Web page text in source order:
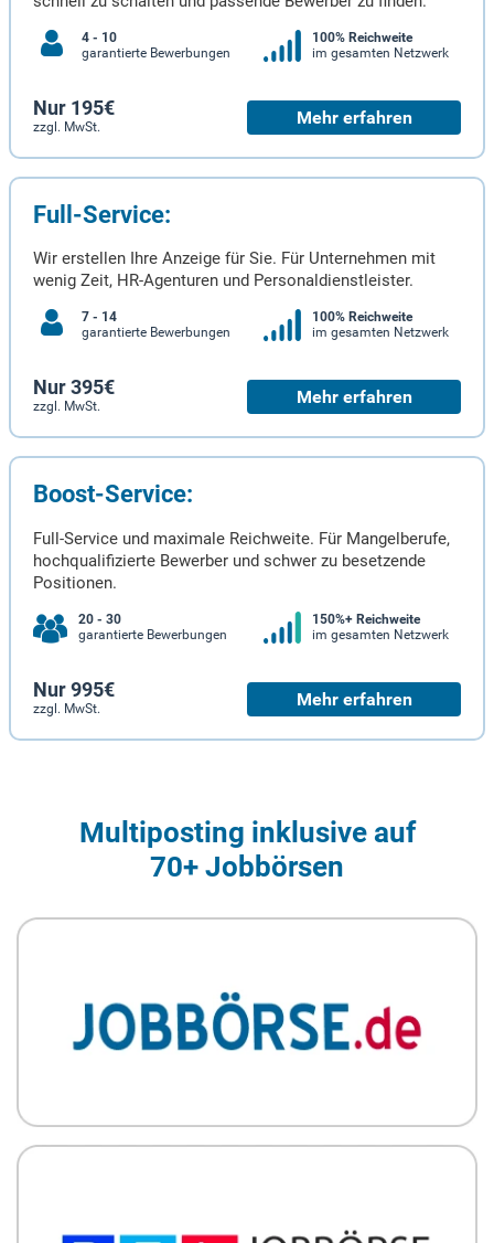
4 - 10
garantierte Bewerbungen
100% Reichweite
im gesamten Netzwerk
Nur 195€
zzgl. MwSt. Mehr erfahren
Full-Service:
Wir erstellen Ihre Anzeige für Sie. Für Unternehmen mit
wenig Zeit, HR-Agenturen und Personaldienstleister.
7 - 14
garantierte Bewerbungen
100% Reichweite
im gesamten Netzwerk
Nur 395€
zzgl. MwSt. Mehr erfahren
Boost-Service:
Full-Service und maximale Reichweite. Für Mangelberufe,
hochqualifizierte Bewerber und schwer zu besetzende
Positionen.
20 - 30
garantierte Bewerbungen
150%+ Reichweite
im gesamten Netzwerk
Nur 995€
zzgl. MwSt. Mehr erfahren
Multiposting inklusive auf
70+ Jobbörsen